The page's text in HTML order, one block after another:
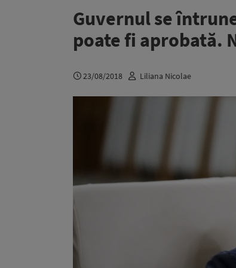
Guvernul se
poate fi aprobată.
23/08/2018 Liliana Nicolae